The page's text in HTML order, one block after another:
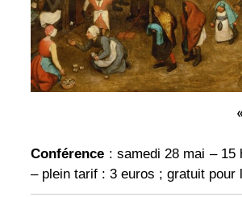
Conférence : samedi 28 mai – 15
– plein tarif : 3 euros ; gratuit pour